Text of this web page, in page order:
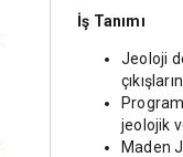
İş Tanımı
Jeoloji
jeolojik
Maden